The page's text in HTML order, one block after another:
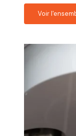
Voir